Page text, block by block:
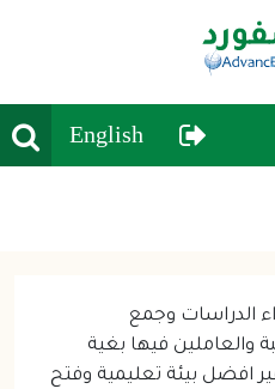
User Menu
English
الدراسات وجمع
والعاملين فيها بغية
افضل بيئة تعليمية وفتح